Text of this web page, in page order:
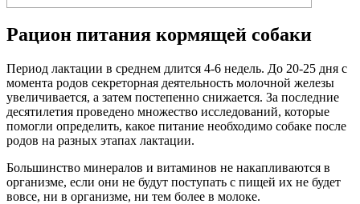
Рацион питания кормящей собаки
Период лактации в среднем длится 4-6 недель. До 20-25 дня с
момента родов секреторная деятельность молочной железы
увеличивается, а затем постепенно снижается. За последние
десятилетия проведено множество исследований, которые
помогли определить, какое питание необходимо собаке после
родов на разных этапах лактации.
Большинство минералов и витаминов не накапливаются в
организме, если они не будут поступать с пищей их не будет
вовсе, ни в организме, ни тем более в молоке.